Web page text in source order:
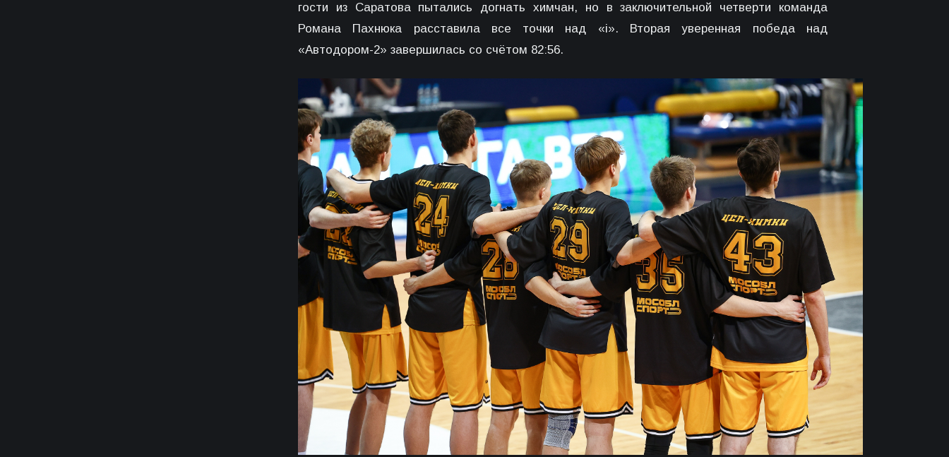
гости из Саратова пытались догнать химчан, но в заключительной четверти команда
Романа Пахнюка расставила все точки над «i». Вторая уверенная победа над
«Автодором-2» завершилась со счётом 82:56.